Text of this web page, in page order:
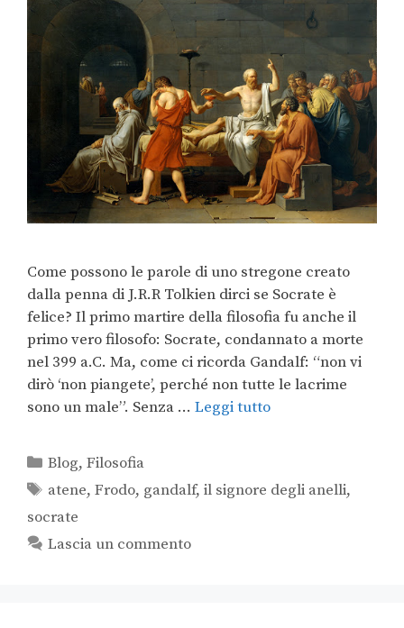
Come possono le parole di uno stregone creato
dalla penna di J.R.R Tolkien dirci se Socrate è
felice? Il primo martire della filosofia fu anche il
primo vero filosofo: Socrate, condannato a morte
nel 399 a.C. Ma, come ci ricorda Gandalf: “non vi
dirò ‘non piangete’, perché non tutte le lacrime
sono un male”. Senza … Leggi tutto
Blog,Filosofia
atene,Frodo, gandalf,il signore degli anelli,
socrate
Lascia un commento